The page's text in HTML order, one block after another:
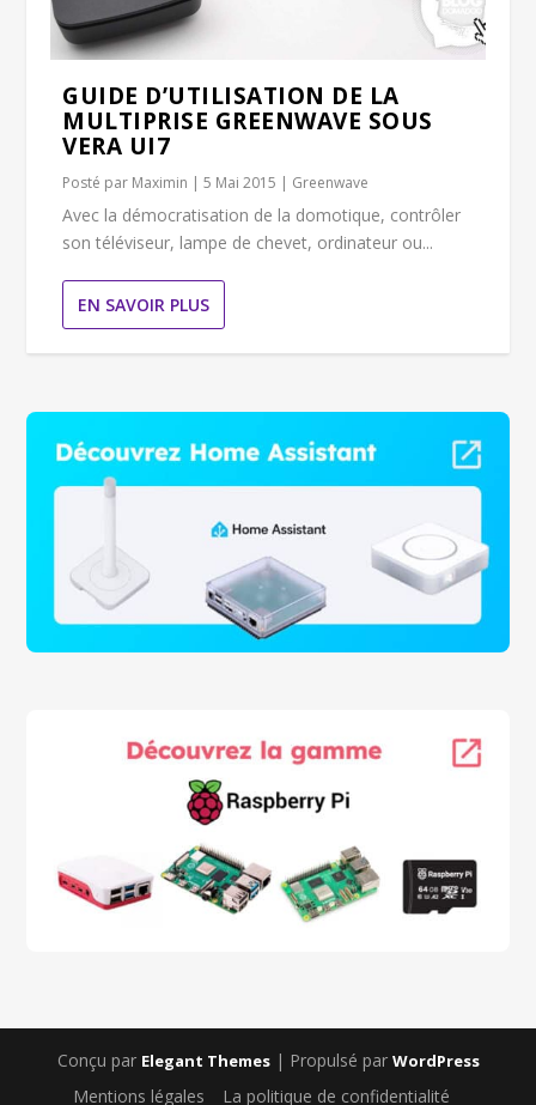
GUIDE D’UTILISATION DE LA
MULTIPRISE GREENWAVE SOUS
VERA UI7
Posté par Maximin |5 Mai 2015 | Greenwave
Avec la démocratisation de la domotique, contrôler
son téléviseur, lampe de chevet, ordinateur ou...
EN SAVOIR PLUS
Conçu par Elegant Themes| Propulsé par WordPress
Mentions légales La politique de confidentialité